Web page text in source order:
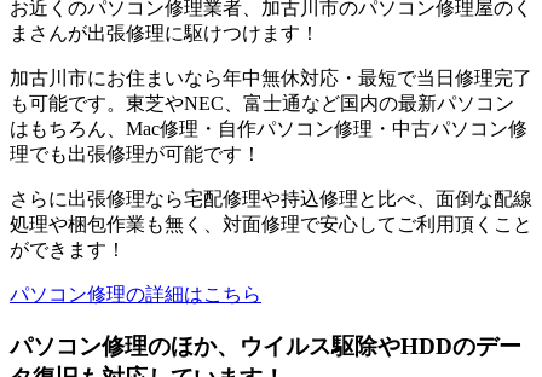
お近くのパソコン修理業者、加古川市のパソコン修理屋のく
まさんが出張修理に駆けつけます！
加古川市にお住まいなら年中無休対応・最短で当日修理完了
も可能です。東芝やNEC、富士通など国内の最新パソコン
はもちろん、Mac修理・自作パソコン修理・中古パソコン修
理でも出張修理が可能です！
さらに出張修理なら宅配修理や持込修理と比べ、面倒な配線
処理や梱包作業も無く、対面修理で安心してご利用頂くこと
ができます！
パソコン修理の詳細はこちら
パソコン修理のほか、ウイルス駆除やHDDのデー